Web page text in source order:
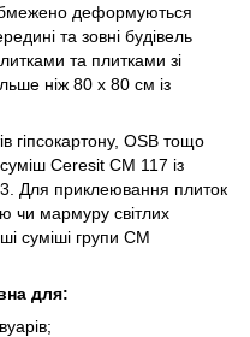
деформуються
та зовні будівель
та плитками зі
ніж 80 х 80 см із
гіпсокартону, OSB тощо
Ceresit CМ 117 із
Для приклеювання плиток
чи мармуру світлих
суміші групи CM
для: